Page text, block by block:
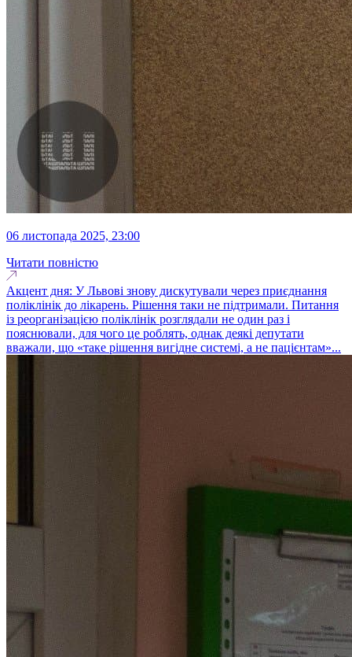
06 листопада 2025, 23:00
Читати повністю
Акцент дня: У Львові знову дискутували через приєднання
поліклінік до лікарень. Рішення таки не підтримали. Питання
із реорганізацією поліклінік розглядали не один раз і
пояснювали, для чого це роблять, однак деякі депутати
вважали, що «таке рішення вигідне системі, а не пацієнтам»...